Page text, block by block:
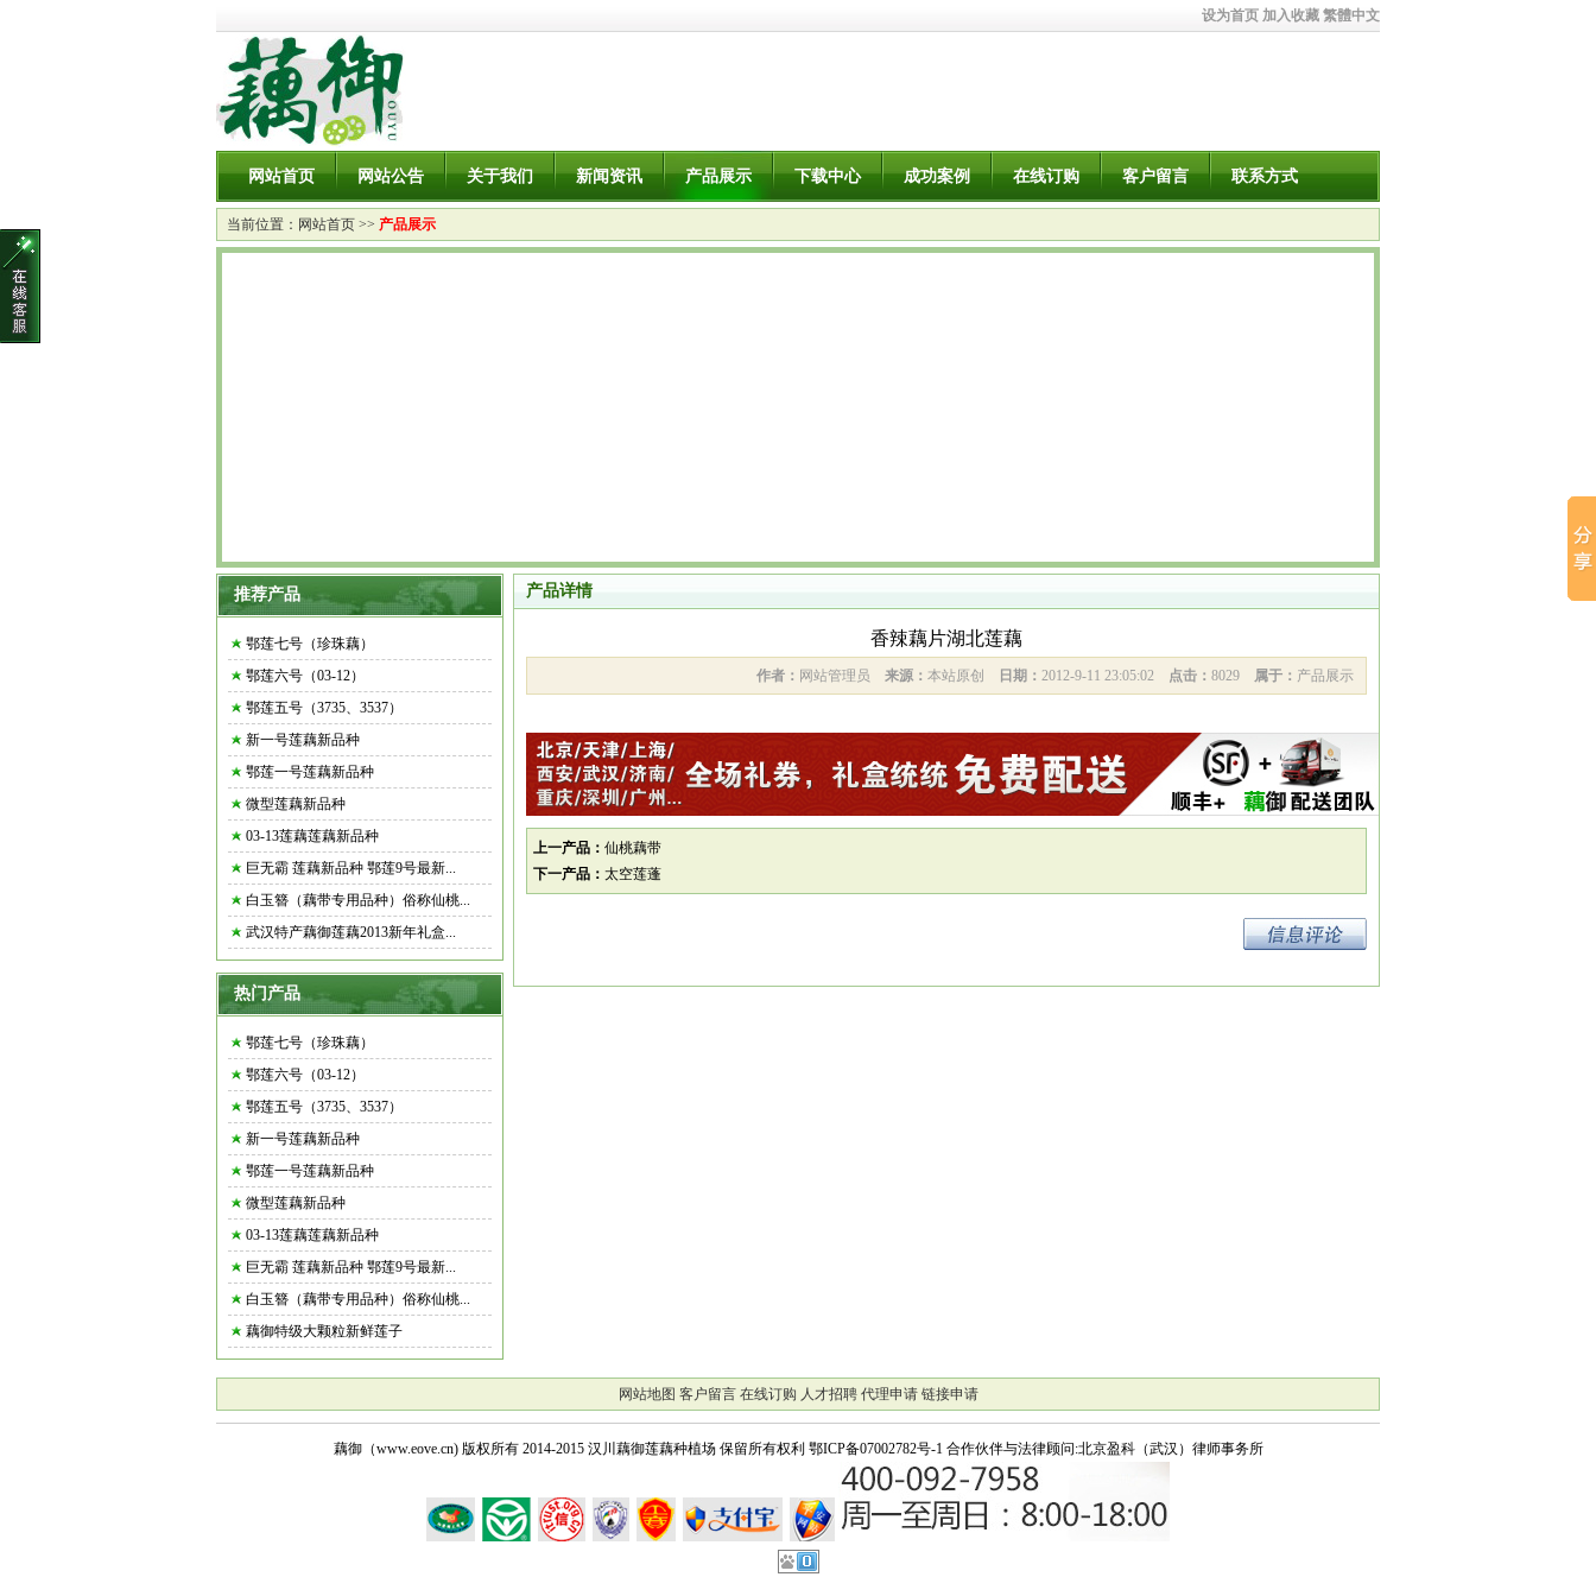
设为首页 加入收藏 繁體中文
网站首页 网站公告 关于我们 新闻资讯 产品展示 下载中心 成功案例 在线订购 客户留言 联系方式
当前位置： 网站首页 >> 产品展示
推荐产品
鄂莲七号（珍珠藕）
鄂莲六号（03-12）
鄂莲五号（3735、3537）
新一号莲藕新品种
鄂莲一号莲藕新品种
微型莲藕新品种
03-13莲藕莲藕新品种
巨无霸 莲藕新品种 鄂莲9号最新...
白玉簪（藕带专用品种）俗称仙桃...
武汉特产藕御莲藕2013新年礼盒...
热门产品
鄂莲七号（珍珠藕）
鄂莲六号（03-12）
鄂莲五号（3735、3537）
新一号莲藕新品种
鄂莲一号莲藕新品种
微型莲藕新品种
03-13莲藕莲藕新品种
巨无霸 莲藕新品种 鄂莲9号最新...
白玉簪（藕带专用品种）俗称仙桃...
藕御特级大颗粒新鲜莲子
产品详情
香辣藕片湖北莲藕
作者： 网站管理员 来源： 本站原创 日期： 2012-9-11 23:05:02 点击： 8029 属于： 产品展示
上一产品： 仙桃藕带
下一产品： 太空莲蓬
网站地图 客户留言 在线订购 人才招聘 代理申请 链接申请
藕御（www.eove.cn) 版权所有2014-2015 汉川藕御莲藕种植场 保留所有权利 鄂ICP备07002782号-1合作伙伴与法律顾问:北京盈科（武汉）律师事务所